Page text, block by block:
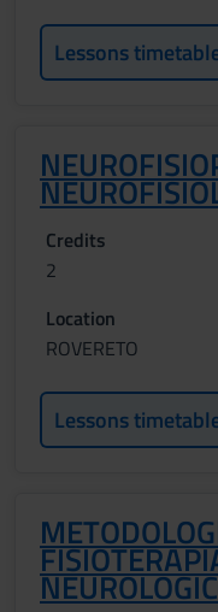
Lessons
Credits
2
Location
ROVERETO
Lessons